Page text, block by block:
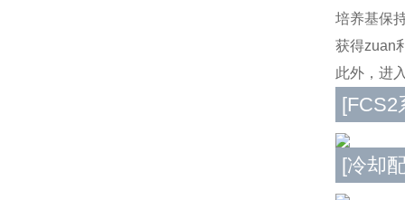
培养基保
获得zuan
此外，进
[FCS2
[冷却